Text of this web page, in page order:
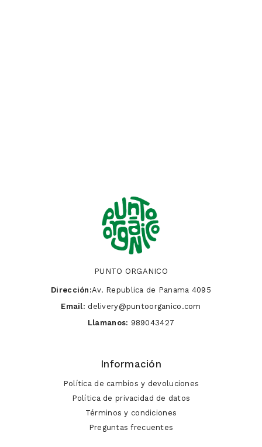
PUNTO ORGANICO
Dirección:Av. Republica de Panama 4095
Email: delivery@puntoorganico.com
Llamanos: 989043427
Información
Política de cambios y devoluciones
Política de privacidad de datos
Términos y condiciones
Preguntas frecuentes